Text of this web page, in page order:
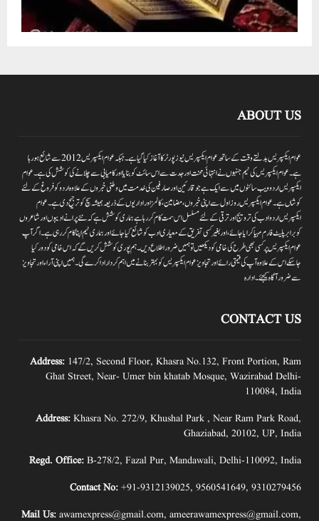
ABOUT US
عوام ایکسپریس بدلتے وقت کے ساتھ عوام ایکسپریس نیوز پورٹر کا آغاز کیا گیا ہے۔جبکہ عوام ایکسپریس 2012سے شائع ہورہا
ہے۔ عوام ایکسپریس کی ٹیم جنہوں نے انتہائی محنت اور جدت سے اس سائٹ کو بنایا اور کامیابی سے چلانے کی کوشش کی ہے۔عوام
ایکسپریس اردو ویب سائٹوں میں سے ایک ہے جو قارئین اور صارفین کی خدمت میں وطنی خبروں کے علاوہ اردو کو فروغ کے لئے
کوشاں ہے۔عوام ایکسپریس روز اول سے اپنی خبروں ،مضامین ،کالمز اور اداریوں کے ذریعہ ہمیشہ سچ کو ترجیح دی ہے۔عوام
ایکسپریس اردو ادب کی ترویج اور ترقی کے لئے مسلسل اس سمت کام کر رہا ہے ہماری کوشش ہے کہ نئے پرانے ادیبوں اور شاعروں
کو برابر پلیٹ فارم مہیا کرایا جائے،اور بغیر کسی تفریق کے معیاری ادب کو شائع کیا جائے اور ہماری ٹیم اپنا کام کر رہی ہے۔اگر آپ
عوام ایکسپریس پر کسی بھی طرح کی خامی کو دیکھیں تو ہمیں ضرور اطلاع دیں۔ہم پوری کوشش کریں گے کہ اس خامی کو دور کیا
جاسکے اس کے علاوہ آپ کی قیمتی رائے اور تجاویز عوام ایکسپریس کو بہتر بنانے میں اہم کردار اداکرے گی۔ہمیں اپنی آراءاور تجاویز
سے ضرور آگاہ کیجئے۔ ادارہ
CONTACT US
Address: 147/2, Second Floor, Khasra No.132, Front Portion, Ram
Ghat Street, Near- Umer bin khatab Mosque, Wazirabad Delhi-
110084, India
Address: Khasra No. 272/9, Khushal Park , Near Ram Park Road,
Ghaziabad, 20102, UP, India
Regd. Office: B-278/2, Fazal Pur, Mandawali, Delhi-110092, India
Contact No: +91-9312139025, 9560541649, 9310279456
Mail Us: awamexpress@gmail.com, ameerawamexpress@gmail.com,